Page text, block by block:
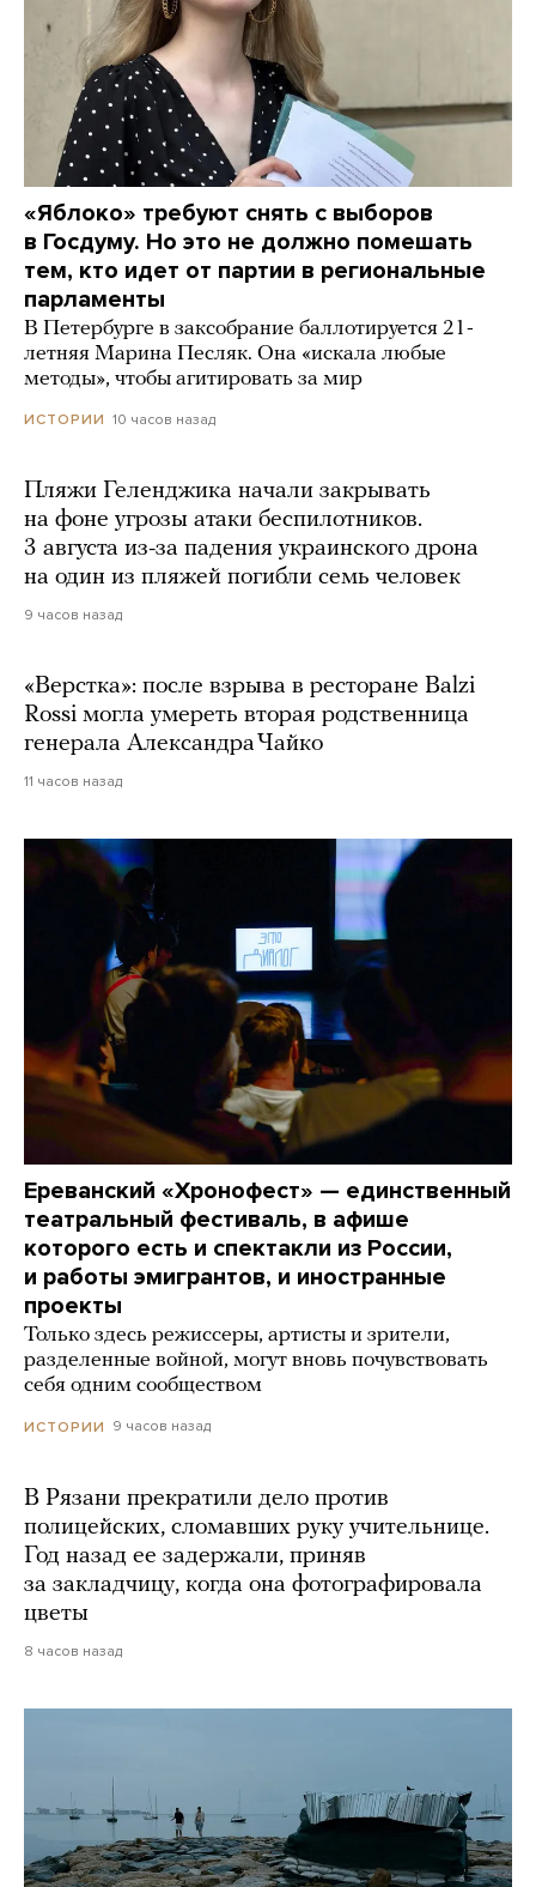
«Яблоко» требуют снять с выборов
в Госдуму. Но это не должно помешать
тем, кто идет от партии в региональные
парламенты
В Петербурге в заксобрание баллотируется 21-
летняя Марина Песляк. Она «искала любые
методы», чтобы агитировать за мир
ИСТОРИИ 10 часов назад
Пляжи Геленджика начали закрывать
на фоне угрозы атаки беспилотников.
3 августа из-за падения украинского дрона
на один из пляжей погибли семь человек
9 часов назад
«Верстка»: после взрыва в ресторане Balzi
Rossi могла умереть вторая родственница
генерала Александра Чайко
11 часов назад
Ереванский «Хронофест» — единственный
театральный фестиваль, в афише
которого есть и спектакли из России,
и работы эмигрантов, и иностранные
проекты
Только здесь режиссеры, артисты и зрители,
разделенные войной, могут вновь почувствовать
себя одним сообществом
ИСТОРИИ 9 часов назад
В Рязани прекратили дело против
полицейских, сломавших руку учительнице.
Год назад ее задержали, приняв
за закладчицу, когда она фотографировала
цветы
8 часов назад